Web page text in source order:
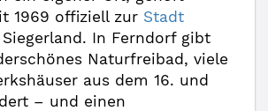
1969 offiziell zur Stadt
In Ferndorf gibt
Naturfreibad, viele
aus dem 16. und
– und einen